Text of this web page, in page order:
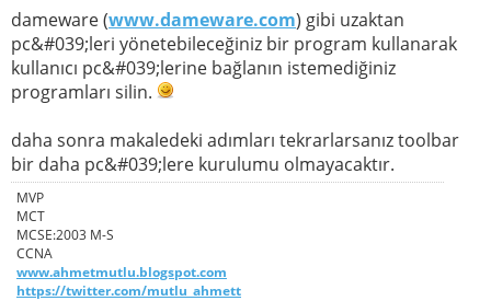
dameware (www.dameware.com) gibi uzaktan
pc&#039;leri yönetebileceğiniz bir program kullanarak
kullanıcı pc&#039;lerine bağlanın istemediğiniz
programları silin.
daha sonra makaledeki adımları tekrarlarsanız toolbar
bir daha pc&#039;lere kurulumu olmayacaktır.
MVP
MCT
MCSE:2003 M-S
CCNA
www.ahmetmutlu.blogspot.com
https://twitter.com/mutlu_ahmett